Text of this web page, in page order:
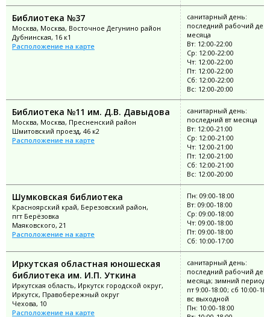
Библиотека №37
Москва, Москва, Восточное Дегунино район
Дубнинская, 16 к1
Расположение на карте
санитарный день:
последний рабочий
месяца
Вт: 12:00-22:00
Ср: 12:00-22:00
Чт: 12:00-22:00
Пт: 12:00-22:00
Сб: 12:00-22:00
Вс: 12:00-20:00
Библиотека №11 им. Д.В. Давыдова
Москва, Москва, Пресненский район
Шмитовский проезд, 46 к2
Расположение на карте
санитарный день:
последний вт месяца
Вт: 12:00-21:00
Ср: 12:00-21:00
Чт: 12:00-21:00
Пт: 12:00-21:00
Сб: 12:00-21:00
Вс: 12:00-20:00
Шумковская библиотека
Красноярский край, Березовский район,
пгт Берёзовка
Маяковского, 21
Расположение на карте
Пн: 09:00-18:00
Вт: 09:00-18:00
Ср: 09:00-18:00
Чт: 09:00-18:00
Пт: 09:00-18:00
Сб: 10:00-17:00
Иркутская областная юношеская
библиотека им. И.П. Уткина
Иркутская область, Иркутск городской округ,
Иркутск, Правобережный округ
Чехова, 10
Расположение на карте
санитарный день:
последний рабочий
месяца; зимний период:
пт 9:00-18:00; сб 10:00-
вс выходной
Пн: 10:00-18:00